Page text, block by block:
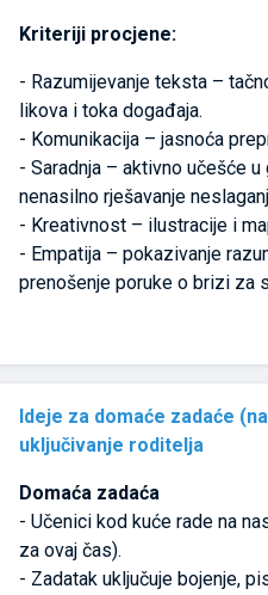
Kriteriji procjene:
- Razumijevanje teksta –
likova i toka događaja.
- Komunikacija – jasnoća
- Saradnja – aktivno učešće
nenasilno rješavanje
- Kreativnost – ilustracije i
- Empatija – pokazivanje
prenošenje poruke o brizi za
Ideje za domaće zadaće
uključivanje roditelja
Domaća zadaća
- Učenici kod kuće rade na
za ovaj čas).
- Zadatak uključuje bojenje,